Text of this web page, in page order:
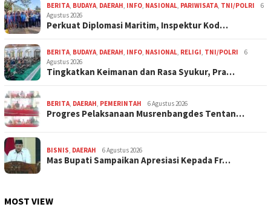
BERITA BUDAYA DAERAH INFO NASIONAL PARIWISATA TNI/POLRI
6
Agustus 2026
Perkuat Diplomasi Maritim, Inspektur Kod…
BERITA BUDAYA DAERAH INFO NASIONAL RELIGI TNI/POLRI
6
Agustus 2026
Tingkatkan Keimanan dan Rasa Syukur, Pra…
BERITA DAERAH PEMERINTAH 6 Agustus 2026
Progres Pelaksanaan Musrenbangdes Tentan…
BISNIS DAERAH 6 Agustus 2026
Mas Bupati Sampaikan Apresiasi Kepada Fr…
MOST VIEW